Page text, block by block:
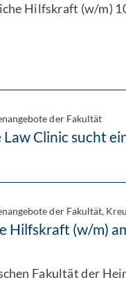
Hilfskraft (w/m)
der Fakultät
Law Clinic sucht
der Fakultät,
Hilfskraft (w/m)
Fakultät der